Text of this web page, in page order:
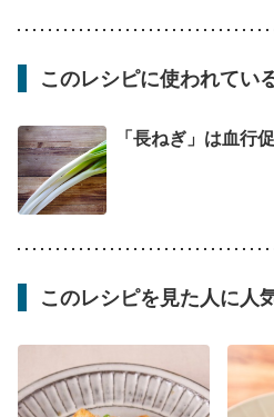
このレシピに使われてい
「長ねぎ」は血行
このレシピを見た人に人